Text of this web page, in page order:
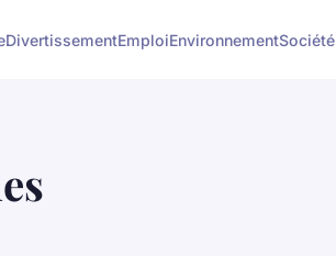
DivertissementEmploiEnvironnementSociété